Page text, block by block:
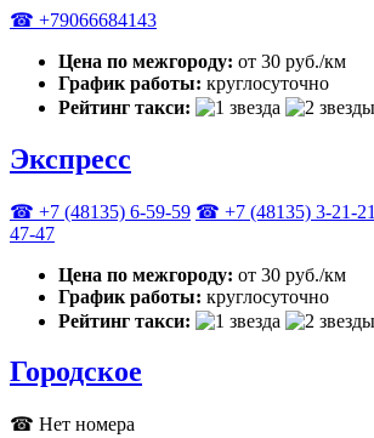
☎ +79066684143
Цена по межгороду: от 30 руб./км
График работы: круглосуточно
Рейтинг такси:
Экспресс
☎ +7 (48135) 6-59-59 ☎ +7 (48135) 3-21-21
47-47
Цена по межгороду: от 30 руб./км
График работы: круглосуточно
Рейтинг такси:
Городское
☎ Нет номера